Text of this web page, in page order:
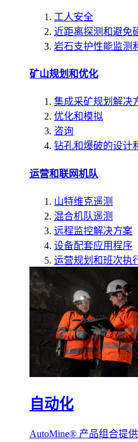
工人安全
近距离探测和避免
岩石支护性能监测
矿山规划和优化
集成采矿规划解决
优化和模拟
咨询
钻孔和爆破的设计
运营和联网机队
山特维克遥测
混合机队遥测
远程监控解决方案
设备配套应用程序
运营规划和班次执
自动化
AutoMine® 产品组合提